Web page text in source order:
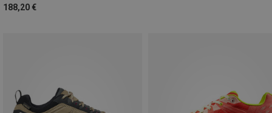
188,20 €